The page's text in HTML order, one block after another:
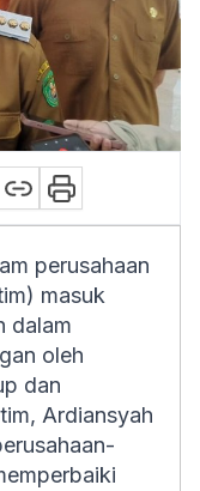
perusahaan
masuk
dalam
oleh
dan
Ardiansyah